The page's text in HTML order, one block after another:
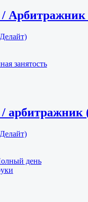
Арбитражник
занятость
арбитражник
день